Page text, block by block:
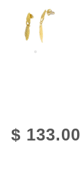
$ 133.00